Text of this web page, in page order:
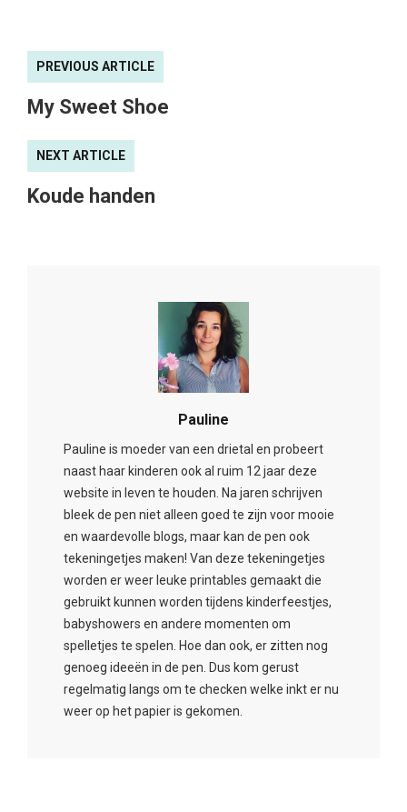
PREVIOUS ARTICLE
My Sweet Shoe
NEXT ARTICLE
Koude handen
Pauline
Pauline is moeder van een drietal en probeert
naast haar kinderen ook al ruim 12 jaar deze
website in leven te houden. Na jaren schrijven
bleek de pen niet alleen goed te zijn voor mooie
en waardevolle blogs, maar kan de pen ook
tekeningetjes maken! Van deze tekeningetjes
worden er weer leuke printables gemaakt die
gebruikt kunnen worden tijdens kinderfeestjes,
babyshowers en andere momenten om
spelletjes te spelen. Hoe dan ook, er zitten nog
genoeg ideeën in de pen. Dus kom gerust
regelmatig langs om te checken welke inkt er nu
weer op het papier is gekomen.